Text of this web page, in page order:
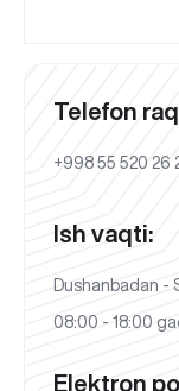
Telefon
+998 55 520 26
Ish vaqti:
Dushanbadan -
08:00 - 18:00
Elektron